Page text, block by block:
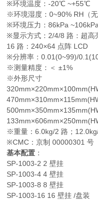
※环境温度：-20℃ ~+55℃
※环境湿度：0~90% RH（无
※环境压力：86kPa ~106kPa
※显示方式：2/4/8 路：超高
16 路：240×64 点阵 LCD
※分辨率：0.01(0~99)/
※测量精度：＜ ±1%
※外形尺寸
※重量：6.0kg/2 路；
※CMC：京制 00000301 号
基本配置 ：
SP-1003-2 2 壁挂
SP-1003-4 4 壁挂
SP-1003-8 8 壁挂
SP-1003-16 16 壁挂 /盘装